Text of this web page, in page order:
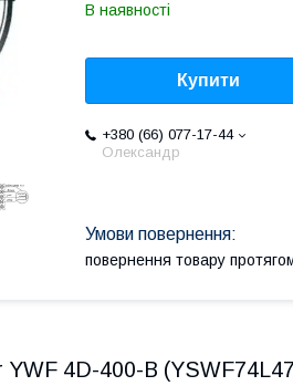
В наявності
Купити
+380 (66) 077-17-44
Олександр
повернення товару
YWF 4D-400-B